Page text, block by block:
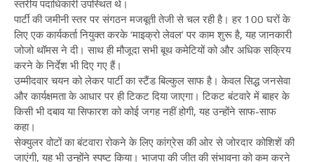
स्तरीय पदाधिकारी उपस्थित थे।
पार्टी की जमीनी स्तर पर संगठन मजबूती तेजी से चल रही है। हर 100 घरों के
लिए एक कार्यकर्ता नियुक्त करके ‘माइक्रो लेवल’ पर काम शुरू है, यह जानकारी
जोजो थॉमस ने दी। साथ ही मौजूदा सभी बूथ कमेटियों को और अधिक सक्रिय
करने के निर्देश भी दिए गए हैं।
उम्मीदवार चयन को लेकर पार्टी का स्टैंड बिल्कुल साफ है। केवल सिद्ध जनसेवा
और कार्यक्षमता के आधार पर ही टिकट दिया जाएगा। टिकट बंटवारे में बाहर के
किसी भी दबाव या सिफारश को कोई जगह नहीं होगी, यह उन्होंने साफ-साफ
कहा।
सेक्युलर वोटों का बंटवारा रोकने के लिए कांग्रेस की ओर से जोरदार कोशिशें की
जाएंगी, यह भी उन्होंने स्पष्ट किया। भाजपा की जीत की संभावना को कम करने